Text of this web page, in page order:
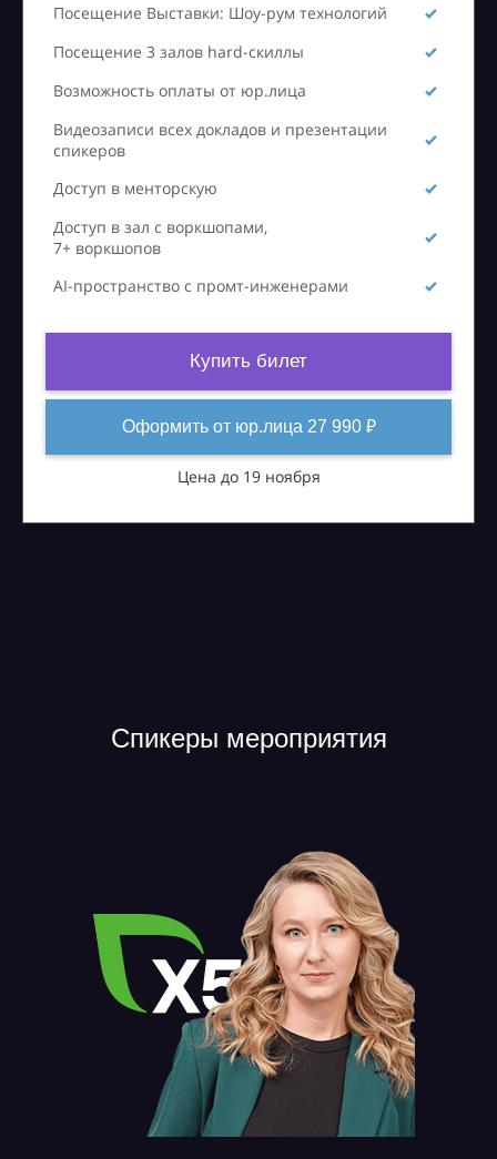
Посещение Выставки: Шоу-рум технологий
Посещение 3 залов hard-скиллы
Возможность оплаты от юр.лица
Видеозаписи всех докладов и презентации
спикеров
Доступ в менторскую
Доступ в зал с воркшопами,
7+ воркшопов
AI-пространство с промт-инженерами
Купить билет
Оформить от юр.лица 27 990 ₽
Цена до 19 ноября
Спикеры мероприятия